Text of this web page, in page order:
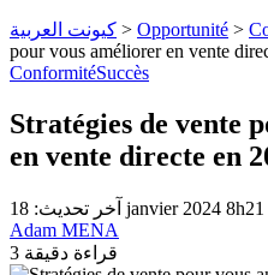
كيونت العربية > Opportunité >
pour vous améliorer en vente
ConformitéSuccès
Stratégies de vente
en vente directe en
آخر تحديث: 18 janvier 2024 8h21
Adam MENA
3 قراءة دقيقة